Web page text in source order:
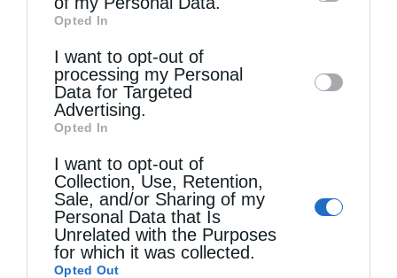
third parties on theIAB’s List of
Downstream Participants
disclose it to other third parties.
Opted In
I want to opt-out of
processing my Personal
Data for Targeted
Advertising.
Opted In
I want to opt-out of
Collection, Use, Retention,
Sale, and/or Sharing of my
Personal Data that Is
Unrelated with the Purposes
for which it was collected.
Opted Out
Αρχιερατική Θεία Λειτουργία στη Μονή
Μεταμορφώσεως Σωτήρος Χορτιάτη